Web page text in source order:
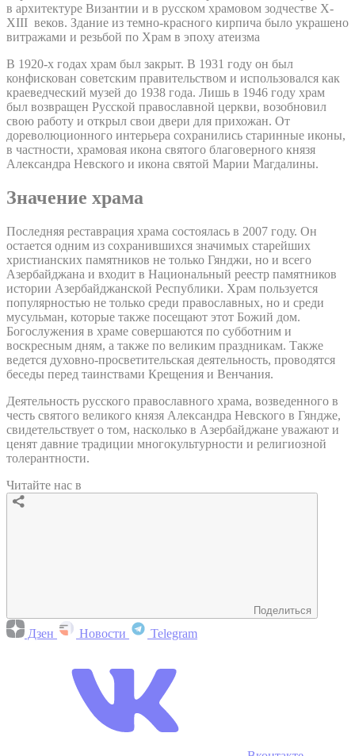
в архитектуре Византии и в русском храмовом зодчестве X-
XIII веков. Здание из темно-красного кирпича было украшено
витражами и резьбой по Храм в эпоху атеизма
В 1920-х годах храм был закрыт. В 1931 году он был
конфискован советским правительством и использовался как
краеведческий музей до 1938 года. Лишь в 1946 году храм
был возвращен Русской православной церкви, возобновил
свою работу и открыл свои двери для прихожан. От
дореволюционного интерьера сохранились старинные иконы,
в частности, храмовая икона святого благоверного князя
Александра Невского и икона святой Марии Магдалины.
Значение храма
Последняя реставрация храма состоялась в 2007 году. Он
остается одним из сохранившихся значимых старейших
христианских памятников не только Гянджи, но и всего
Азербайджана и входит в Национальный реестр памятников
истории Азербайджанской Республики. Храм пользуется
популярностью не только среди православных, но и среди
мусульман, которые также посещают этот Божий дом.
Богослужения в храме совершаются по субботним и
воскресным дням, а также по великим праздникам. Также
ведется духовно-просветительская деятельность, проводятся
беседы перед таинствами Крещения и Венчания.
Деятельность русского православного храма, возведенного в
честь святого великого князя Александра Невского в Гяндже,
свидетельствует о том, насколько в Азербайджане уважают и
ценят давние традиции многокультурности и религиозной
толерантности.
Читайте нас в
Поделиться
Дзен Новости Telegram